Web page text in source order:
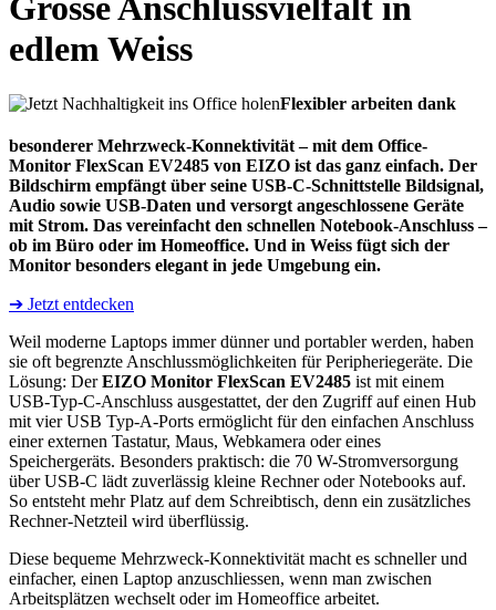
Grosse Anschlussvielfalt in
edlem Weiss
Flexibler arbeiten dank
besonderer Mehrzweck-Konnektivität – mit dem Office-
Monitor FlexScan EV2485 von EIZO ist das ganz einfach. Der
Bildschirm empfängt über seine USB-C-Schnittstelle Bildsignal,
Audio sowie USB-Daten und versorgt angeschlossene Geräte
mit Strom. Das vereinfacht den schnellen Notebook-Anschluss –
ob im Büro oder im Homeoffice. Und in Weiss fügt sich der
Monitor besonders elegant in jede Umgebung ein.
➔ Jetzt entdecken
Weil moderne Laptops immer dünner und portabler werden, haben
sie oft begrenzte Anschlussmöglichkeiten für Peripheriegeräte. Die
Lösung: DerEIZO Monitor FlexScan EV2485 ist mit einem
USB-Typ-C-Anschluss ausgestattet, der den Zugriff auf einen Hub
mit vier USB Typ-A-Ports ermöglicht für den einfachen Anschluss
einer externen Tastatur, Maus, Webkamera oder eines
Speichergeräts. Besonders praktisch: die 70 W-Stromversorgung
über USB-C lädt zuverlässig kleine Rechner oder Notebooks auf.
So entsteht mehr Platz auf dem Schreibtisch, denn ein zusätzliches
Rechner-Netzteil wird überflüssig.
Diese bequeme Mehrzweck-Konnektivität macht es schneller und
einfacher, einen Laptop anzuschliessen, wenn man zwischen
Arbeitsplätzen wechselt oder im Homeoffice arbeitet.